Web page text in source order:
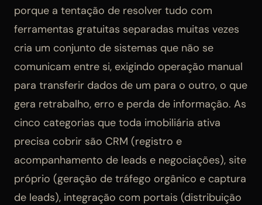
porque a tentação de resolver tudo com
ferramentas gratuitas separadas muitas vezes
cria um conjunto de sistemas que não se
comunicam entre si, exigindo operação manual
para transferir dados de um para o outro, o que
gera retrabalho, erro e perda de informação. As
cinco categorias que toda imobiliária ativa
precisa cobrir são CRM (registro e
acompanhamento de leads e negociações), site
próprio (geração de tráfego orgânico e captura
de leads), integração com portais (distribuição